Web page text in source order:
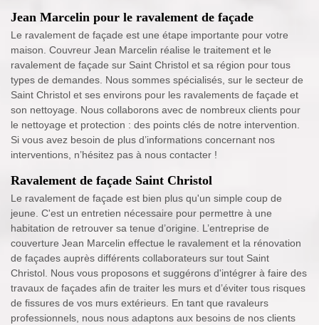
Jean Marcelin pour le ravalement de façade
Le ravalement de façade est une étape importante pour votre
maison. Couvreur Jean Marcelin réalise le traitement et le
ravalement de façade sur Saint Christol et sa région pour tous
types de demandes. Nous sommes spécialisés, sur le secteur de
Saint Christol et ses environs pour les ravalements de façade et
son nettoyage. Nous collaborons avec de nombreux clients pour
le nettoyage et protection : des points clés de notre intervention.
Si vous avez besoin de plus d’informations concernant nos
interventions, n’hésitez pas à nous contacter !
Ravalement de façade Saint Christol
Le ravalement de façade est bien plus qu'un simple coup de
jeune. C'est un entretien nécessaire pour permettre à une
habitation de retrouver sa tenue d’origine. L’entreprise de
couverture Jean Marcelin effectue le ravalement et la rénovation
de façades auprès différents collaborateurs sur tout Saint
Christol. Nous vous proposons et suggérons d'intégrer à faire des
travaux de façades afin de traiter les murs et d’éviter tous risques
de fissures de vos murs extérieurs. En tant que ravaleurs
professionnels, nous nous adaptons aux besoins de nos clients